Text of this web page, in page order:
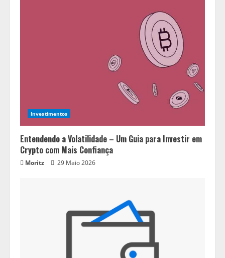
Investimentos
Entendendo a Volatilidade – Um Guia para Investir em
Crypto com Mais Confiança
Moritz 29 Maio 2026